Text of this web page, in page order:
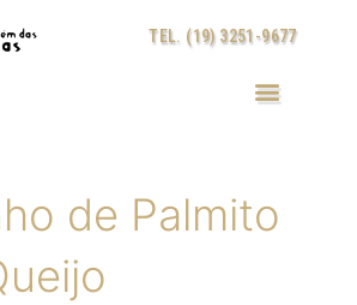
TEL. (19) 3251-9677
de Palmito